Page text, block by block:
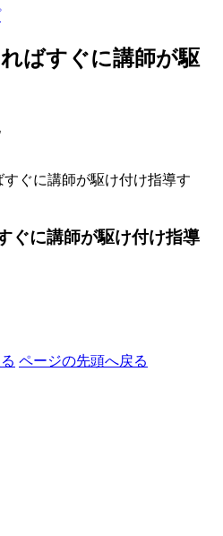
ばすぐに講師が駆
ぐに講師が駆け付け指導す
ぐに講師が駆け付け指導
ページの先頭へ戻る